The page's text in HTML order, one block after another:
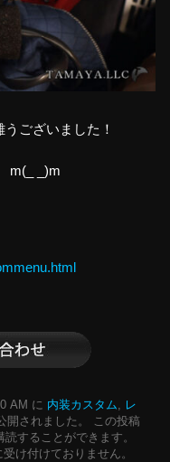
ございました！
m(_ _)m
AM に 内装カスタム, レ
開されました。 この投稿
読することができます。
け付けておりません。